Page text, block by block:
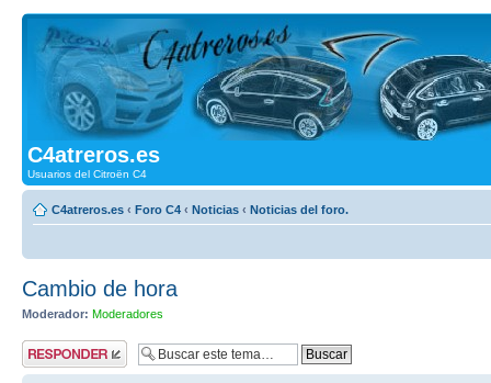
C4atreros.es
Usuarios del Citroën C4
C4atreros.es ‹ Foro C4 ‹ Noticias ‹ Noticias del foro.
Cambio de hora
Moderador: Moderadores
Publicar una
respuesta